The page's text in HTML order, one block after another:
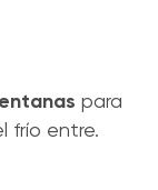
para
frío entre.